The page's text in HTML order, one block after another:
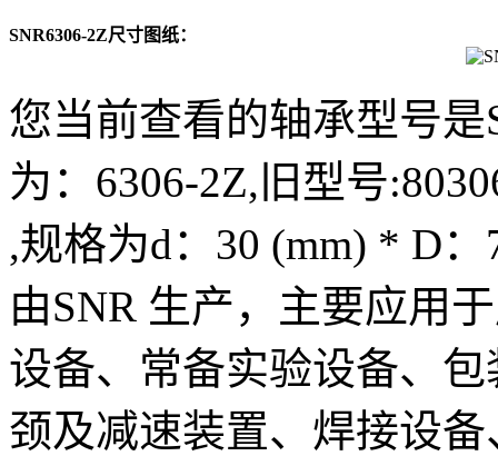
SNR6306-2Z尺寸图纸：
您当前查看的轴承型号
为：6306-2Z,旧型号
,规格为d：30 (mm) * D
由SNR 生产，主要应用
设备、常备实验设备、
颈及减速装置、焊接设